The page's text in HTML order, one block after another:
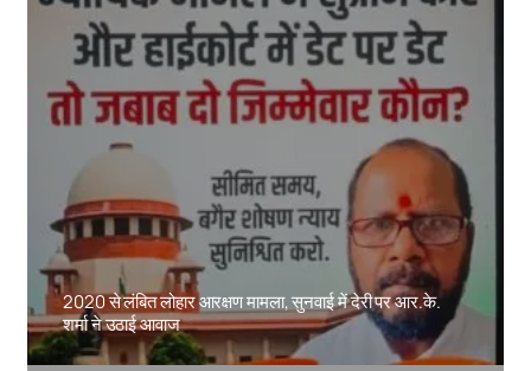
2020 से लंबित लोहार आरक्षण मामला, सुनवाई में देरी पर आर.के.
शर्मा ने उठाई आवाज
Amit Lekh